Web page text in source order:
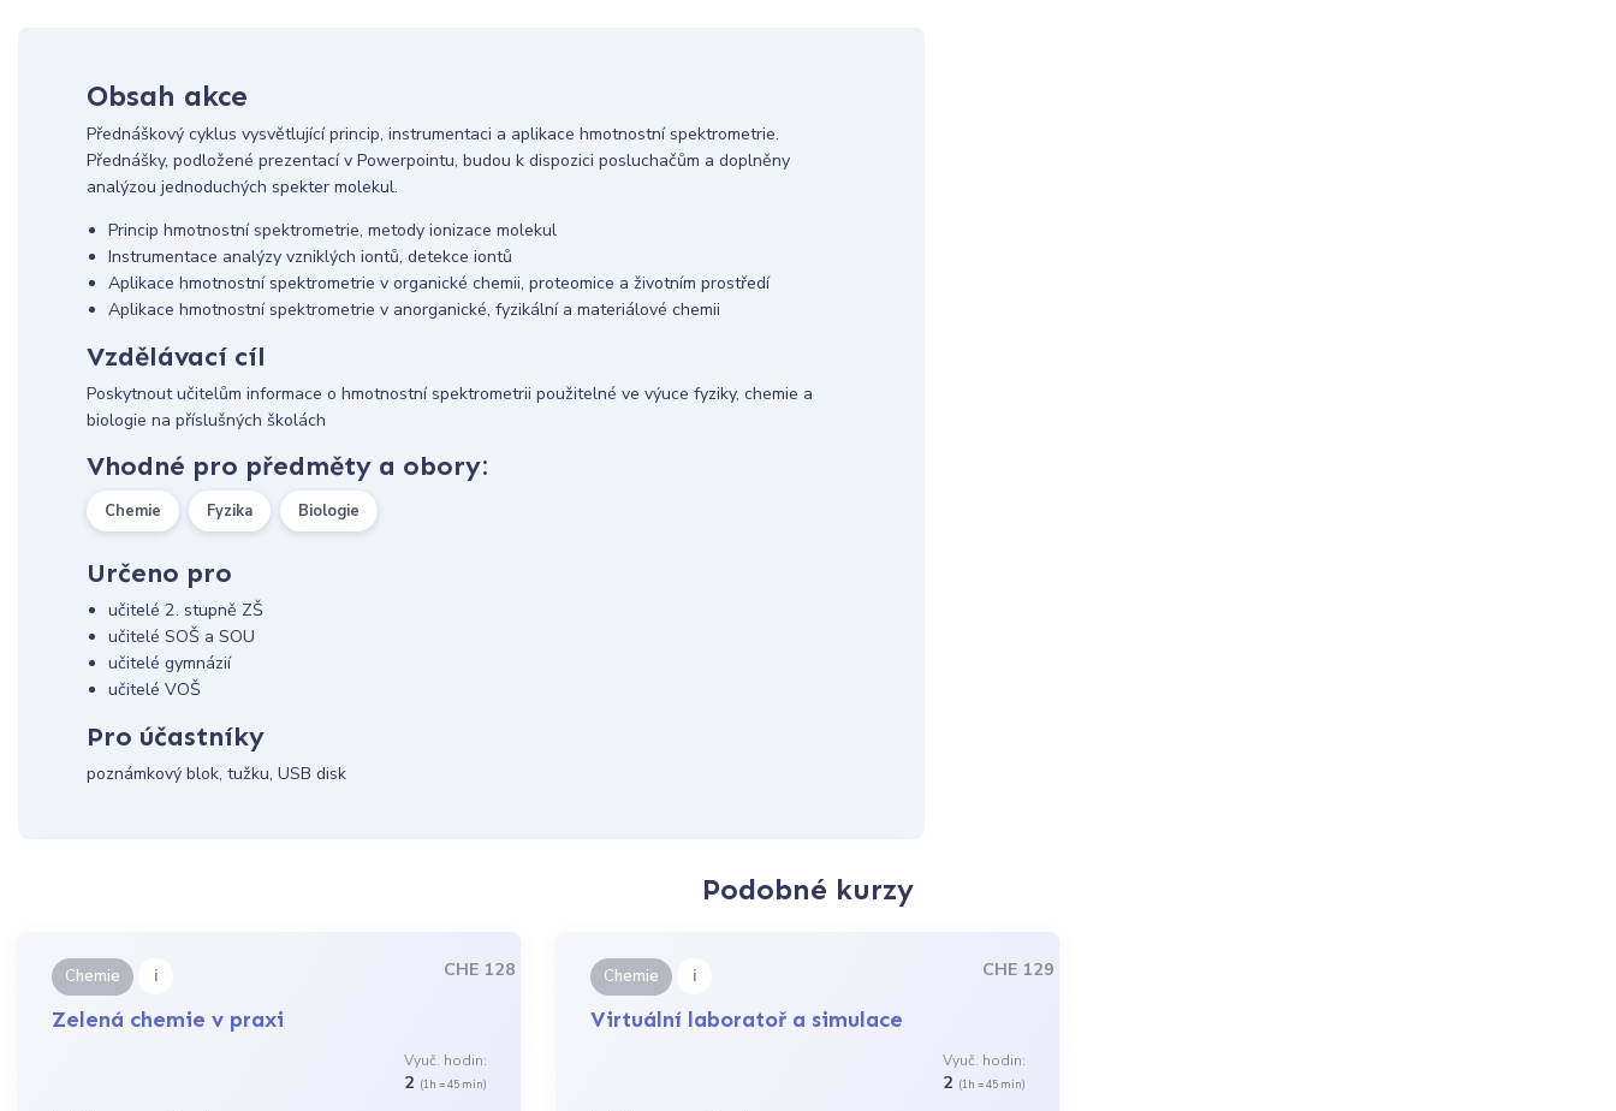
Obsah akce
Přednáškový cyklus vysvětlující princip, instrumentaci a aplikace hmotnostní spektrometrie.
Přednášky, podložené prezentací v Powerpointu, budou k dispozici posluchačům a doplněny
analýzou jednoduchých spekter molekul.
Princip hmotnostní spektrometrie, metody ionizace molekul
Instrumentace analýzy vzniklých iontů, detekce iontů
Aplikace hmotnostní spektrometrie v organické chemii, proteomice a životním prostředí
Aplikace hmotnostní spektrometrie v anorganické, fyzikální a materiálové chemii
Vzdělávací cíl
Poskytnout učitelům informace o hmotnostní spektrometrii použitelné ve výuce fyziky, chemie a
biologie na příslušných školách
Vhodné pro předměty a obory:
Chemie Fyzika Biologie
Určeno pro
učitelé 2. stupně ZŠ
učitelé SOŠ a SOU
učitelé gymnázií
učitelé VOŠ
Pro účastníky
poznámkový blok, tužku, USB disk
Podobné kurzy
Chemie i CHE 128
Zelená chemie v praxi
Vyuč. hodin:
2 (1h = 45 min)
Chemie i CHE 129
Virtuální laboratoř a simulace
Vyuč. hodin:
2 (1h = 45 min)